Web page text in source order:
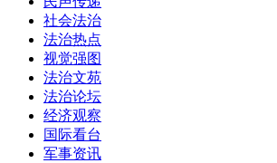
社会法治
法治热点
视觉强图
法治文苑
法治论坛
经济观察
国际看台
军事资讯